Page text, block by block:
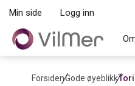
Min side Logg inn
ForsidenGode øyeblikk